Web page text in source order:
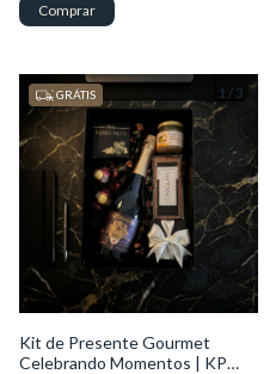
1/3
GRÁTIS
Kit de Presente Gourmet
Celebrando Momentos | KP